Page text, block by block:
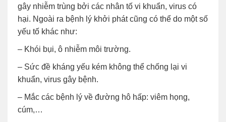
gây nhiễm trùng bởi các nhân tố vi khuẩn, virus có
hại. Ngoài ra bệnh lý khởi phát cũng có thể do một số
yếu tố khác như:
– Khói bụi, ô nhiễm môi trường.
– Sức đề kháng yếu kém không thể chống lại vi
khuẩn, virus gây bệnh.
– Mắc các bệnh lý về đường hô hấp: viêm họng,
cúm,…